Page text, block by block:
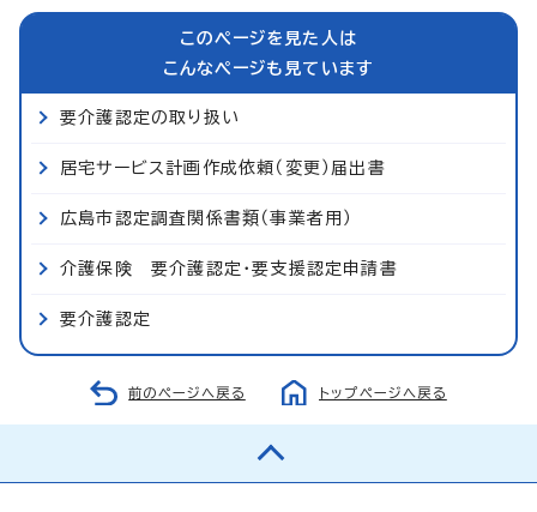
このページを見た人は
こんなページも見ています
要介護認定の取り扱い
居宅サービス計画作成依頼（変更）届出書
広島市認定調査関係書類（事業者用）
介護保険 要介護認定・要支援認定申請書
要介護認定
前のページへ戻る トップページへ戻る